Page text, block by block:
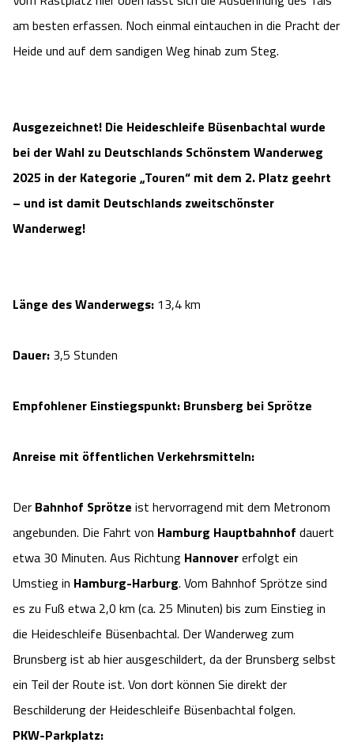
am besten erfassen. Noch einmal eintauchen in die Pracht der
Heide und auf dem sandigen Weg hinab zum Steg.
Ausgezeichnet! Die Heideschleife Büsenbachtal wurde
bei der Wahl zu Deutschlands Schönstem Wanderweg
2025 in der Kategorie „Touren“ mit dem 2. Platz geehrt
– und ist damit Deutschlands zweitschönster
Wanderweg!
Länge des Wanderwegs: 13,4 km
Dauer: 3,5 Stunden
Empfohlener Einstiegspunkt: Brunsberg bei Sprötze
Anreise mit öffentlichen Verkehrsmitteln:
Der Bahnhof Sprötze ist hervorragend mit dem Metronom
angebunden. Die Fahrt von Hamburg Hauptbahnhof dauert
etwa 30 Minuten. Aus Richtung Hannovererfolgt ein
Umstieg in Hamburg-Harburg. Vom Bahnhof Sprötze sind
es zu Fuß etwa 2,0 km (ca. 25 Minuten) bis zum Einstieg in
die Heideschleife Büsenbachtal. Der Wanderweg zum
Brunsberg ist ab hier ausgeschildert, da der Brunsberg selbst
ein Teil der Route ist. Von dort können Sie direkt der
Beschilderung der Heideschleife Büsenbachtal folgen.
PKW-Parkplatz: